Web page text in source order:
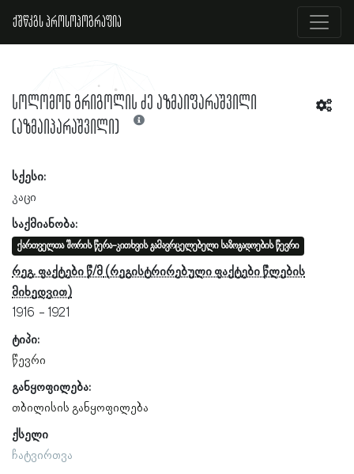
ქშწკგს პროსოპოგრაფია
სოლომონ გრიგოლის ძე აზმაიფარაშვილი
(აზმაიპარაშვილი)
სქესი:
კაცი
საქმიანობა:
ქართველთა შორის წერა-კითხვის გამავრცელებელი საზოგადოების წევრი
რეგ. ფაქტები წ/მ
1916
1921
ტიპი:
წევრი
განყოფილება:
თბილისის განყოფილება
ქსელი
ჩატვირთვა